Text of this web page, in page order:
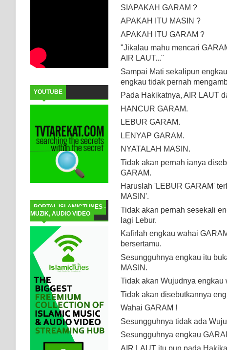
YOUTUBE
PORTAL ISLAMICTUNES -
MUZIK, AUDIO VIDEO
SIAPAKAH GARAM ?
APAKAH ITU MASIN ?
APAKAH ITU GARAM ?
"Jikalau mahu mencari
AIR LAUT..."
Sampai Mati sekalipun
engkau tidak pernah
Pada Hakikatnya, AIR LAUT
HANCUR GARAM.
LEBUR GARAM.
LENYAP GARAM.
NYATALAH MASIN.
Tidak akan pernah ianya
GARAM.
Haruslah 'LEBUR GARAM'
MASIN'.
Tidak akan pernah sesekali
lagi Lebur.
Kafirlah engkau wahai
bersertamu.
Sesungguhnya engkau itu
MASIN.
Tidak akan Wujudnya engkau
Tidak akan disebutkannya
Wahai GARAM !
Sesungguhnya tidak ada
Sesungguhnya engkau
AIR LAUT itu pun pada